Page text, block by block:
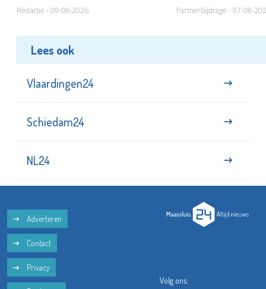
Redactie - 09-08-2026 Partnerbijdrage - 07-08-
Lees ook
Vlaardingen24
Schiedam24
NL24
Adverteren
Contact
Privacy
Volg ons: